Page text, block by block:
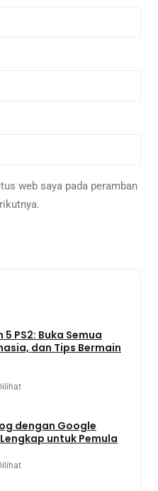
web saya pada peramban
PS2: Buka Semua
dan Tips Bermain
dengan Google
untuk Pemula